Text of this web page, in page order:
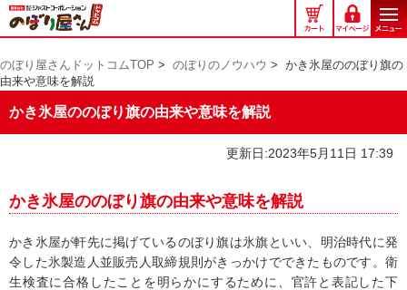
の
ぼ
屋
さ
ん
ム
のぼり屋さんドットコムTOP > のぼりのノウハウ > かき氷屋ののぼり旗の
由来や意味を解説
かき氷屋ののぼり旗の由来や意味を解説
更新日:2023年5月11日 17:39
かき氷屋ののぼり旗の由来や意味を解説
かき氷屋が軒先に掲げているのぼり旗は氷旗といい、明治時代に発
令した氷製造人並販売人取締規則がきっかけでできたものです。衛
生検査に合格したことを明らかにするために、官許と表記した下